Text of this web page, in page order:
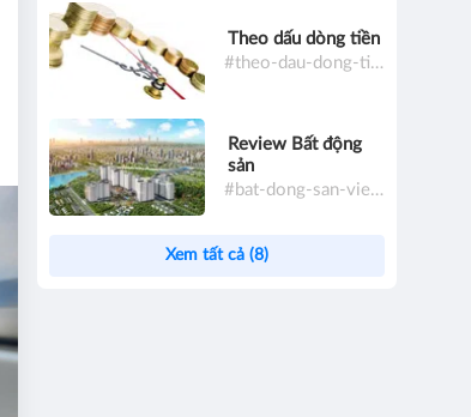
Theo dấu dòng tiền
#theo-dau-dong-tien
Review Bất động
sản
#bat-dong-san-viet-nam
Xem tất cả (8)